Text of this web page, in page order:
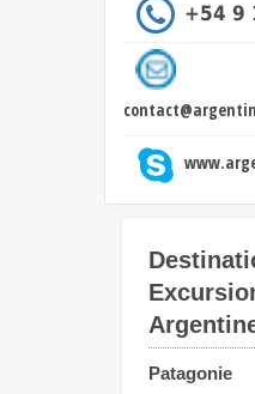
+54 9
Patagonie